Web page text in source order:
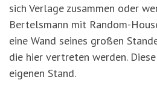
sich Verlage zusammen oder
Bertelsmann mit Random-
eine Wand seines großen
die hier vertreten werden.
eigenen Stand.